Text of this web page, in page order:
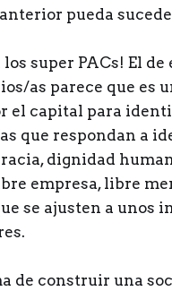
pueda
los super PACs! El de
as parece que es
el capital para
que respondan a
dignidad
empresa, libre
se ajusten a unos
de construir una